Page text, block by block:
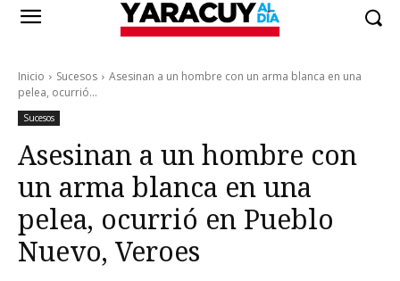
Inicio Sucesos
Asesinan a un hombre con un arma blanca en una
pelea, ocurrió...
Sucesos
Asesinan a un hombre con
un arma blanca en una
pelea, ocurrió en Pueblo
Nuevo, Veroes